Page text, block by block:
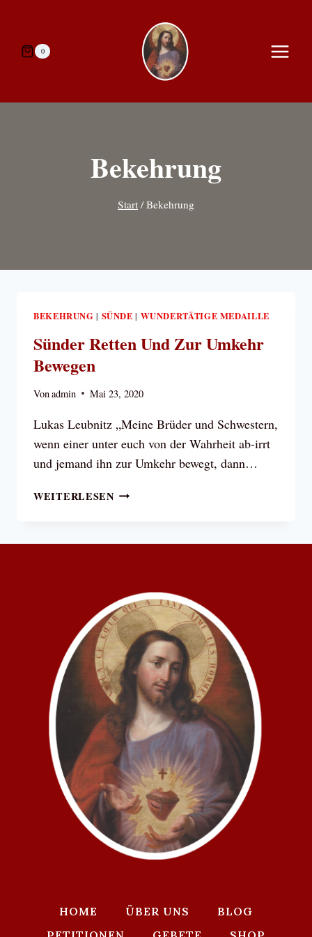
springen0
Bekehrung
Start / Bekehrung
BEKEHRUNG | SÜNDE | WUNDERTÄTIGE MEDAILLE
Sünder Retten Und Zur Umkehr
Bewegen
Vonadmin Mai 23, 2020
Lukas Leubnitz „Meine Brüder und Schwestern,
wenn einer unter euch von der Wahrheit ab-irrt
und jemand ihn zur Umkehr bewegt, dann…
WEITERLESENSÜNDER
ZUR
HOME ÜBER UNS
BLOG